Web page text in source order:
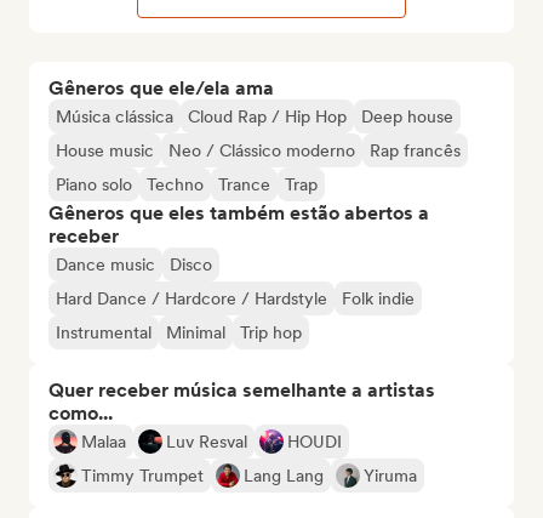
Gêneros que ele/ela ama
Música clássica Cloud Rap / Hip Hop
Deep house
House music
Neo / Clássico moderno
Rap francês
Piano solo
Techno Trance Trap
Gêneros que eles também estão abertos a
receber
Dance music
Disco
Hard Dance / Hardcore / Hardstyle
Folk indie
Instrumental
Minimal Trip hop
Quer receber música semelhante a artistas
como...
Malaa Luv Resval
HOUDI
Timmy Trumpet
Lang Lang Yiruma